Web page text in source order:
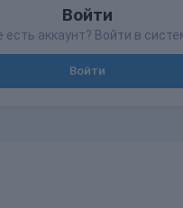
Войти
есть аккаунт? Войти в
Войти